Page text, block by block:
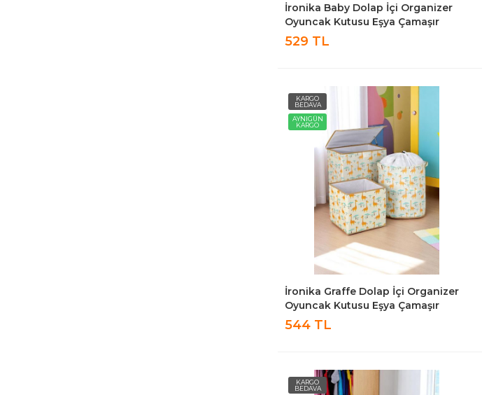
İronika Baby Dolap İçi Organizer
Oyuncak Kutusu Eşya Çamaşır
Saklama Sepeti Düzenleyici Kutu
3lü Set
529 TL
KARGO
BEDAVA
AYNIGÜN
KARGO
İronika Graffe Dolap İçi Organizer
Oyuncak Kutusu Eşya Çamaşır
Saklama Sepeti Düzenleyici Kutu
3lü Set
544 TL
KARGO
BEDAVA